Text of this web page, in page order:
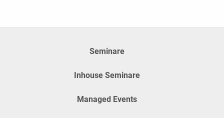
Seminare
Inhouse Seminare
Managed Events